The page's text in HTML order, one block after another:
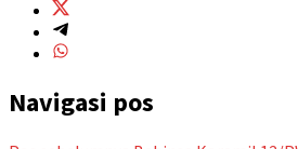
Navigasi pos